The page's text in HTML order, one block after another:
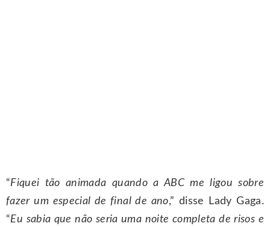
“Fiquei tão animada quando a ABC me ligou sobre
fazer um especial de final de ano,” disse Lady Gaga.
“Eu sabia que não seria uma noite completa de risos e